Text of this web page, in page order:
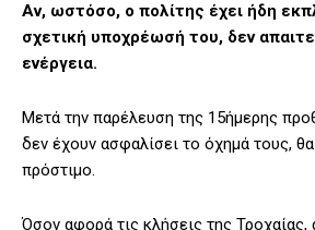
Αν, ωστόσο, ο πολίτης έχει ήδη
σχετική υποχρέωσή του, δεν
ενέργεια.
Μετά την παρέλευση της 15ήμερης
δεν έχουν ασφαλίσει το όχημά τους,
πρόστιμο.
Όσον αφορά τις κλήσεις της Τροχαίας,